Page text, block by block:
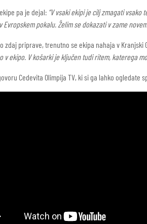
pa je dejal: “V vsaki ekipi je cilj zmagati vsako
Evropskem pokalu. Želim se dokazati v zame
zdaj priprave, trenutno se ekipa nahaja v Kranjski
v ekipo. V košarki je ključen tudi ritem, katerega
Cedevita Olimpija TV, ki si ga lahko ogledate